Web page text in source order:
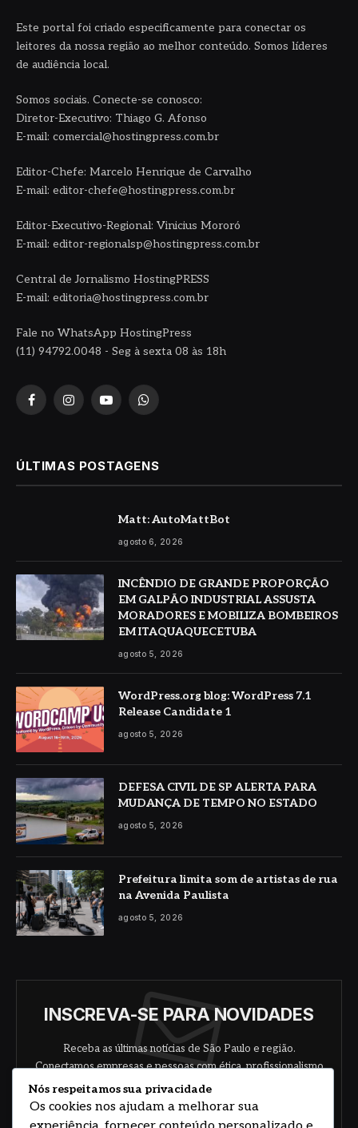
Este portal foi criado especificamente para conectar os
leitores da nossa região ao melhor conteúdo. Somos líderes
de audiência local.
Somos sociais. Conecte-se conosco:
Diretor-Executivo: Thiago G. Afonso
E-mail: comercial@hostingpress.com.br
Editor-Chefe: Marcelo Henrique de Carvalho
E-mail: editor-chefe@hostingpress.com.br
Editor-Executivo-Regional: Vinicius Mororó
E-mail: editor-regionalsp@hostingpress.com.br
Central de Jornalismo HostingPRESS
E-mail: editoria@hostingpress.com.br
Fale no WhatsApp HostingPress
(11) 94792.0048 - Seg à sexta 08 às 18h
FacebookInstagramYouTubeWhatsApp
ÚLTIMAS POSTAGENS
Matt: AutoMattBot
agosto 6, 2026
INCÊNDIO DE GRANDE PROPORÇÃO
EM GALPÃO INDUSTRIAL ASSUSTA
MORADORES E MOBILIZA BOMBEIROS
EM ITAQUAQUECETUBA
agosto 5, 2026
WordPress.org blog: WordPress 7.1
Release Candidate 1
agosto 5, 2026
DEFESA CIVIL DE SP ALERTA PARA
MUDANÇA DE TEMPO NO ESTADO
agosto 5, 2026
Prefeitura limita som de artistas de rua
na Avenida Paulista
agosto 5, 2026
INSCREVA-SE PARA NOVIDADES
Receba as últimas notícias de São Paulo e região.
Conectamos empresas e pessoas com ética, profissionalismo
e responsabilidade.
Nós respeitamos sua privacidade
Os cookies nos ajudam a melhorar sua